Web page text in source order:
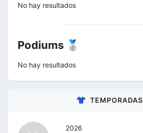
No hay resultados
Podiums 🥈
No hay resultados
TEMPORADAS
2026